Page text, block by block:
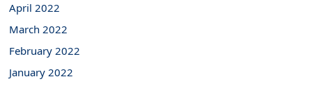
April 2022
March 2022
February 2022
January 2022